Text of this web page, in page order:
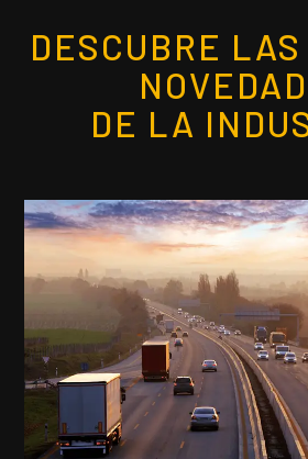
DESCUBRE
DE LA